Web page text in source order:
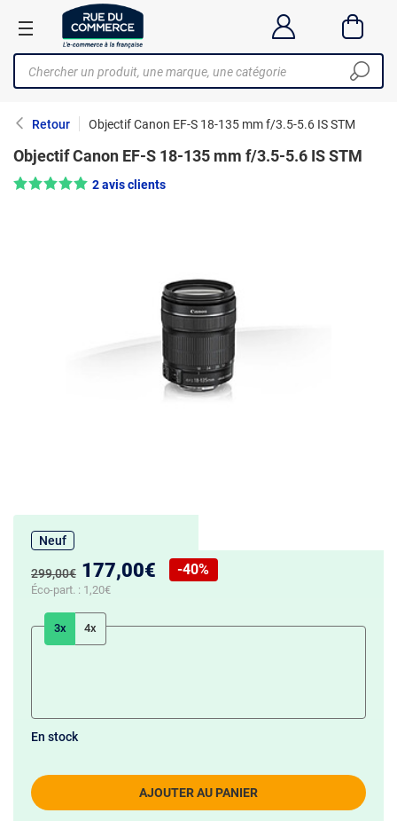
Retour Objectif Canon EF-S 18-135 mm f/3.5-5.6 IS STM
Objectif Canon EF-S 18-135 mm f/3.5-5.6 IS STM
Note : 5/5 — 2 avis clients
Neuf
Ancien prix :
299,00€ Nouveau prix :
177,00€
Réduction de :
-40%
Éco-part. : 1,20€
3x 4x
AJOUTER AU PANIER
En stock